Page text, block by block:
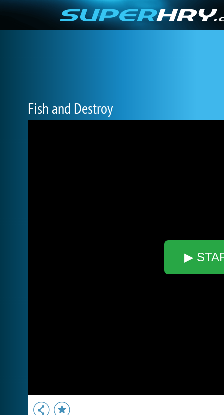
Fish and Destroy
▶